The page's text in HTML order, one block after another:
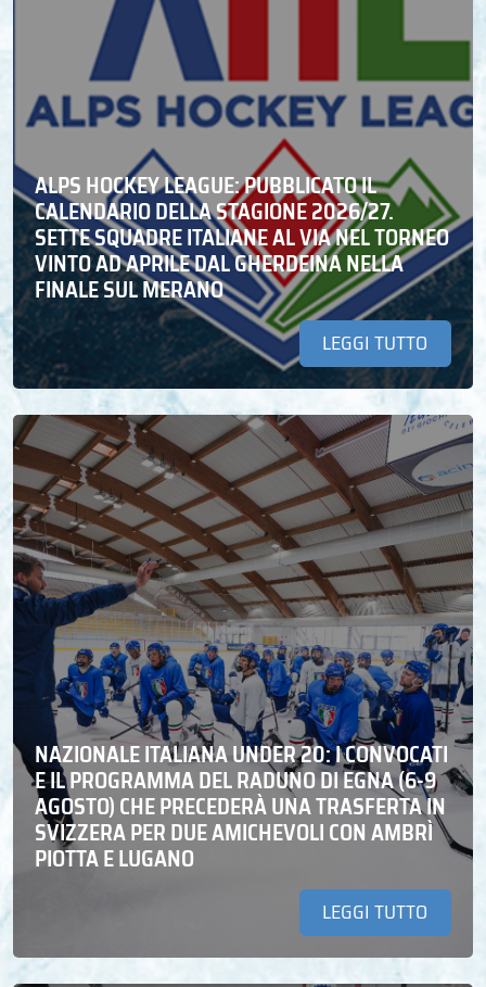
ALPS HOCKEY LEAGUE: PUBBLICATO IL
CALENDARIO DELLA STAGIONE 2026/27.
SETTE SQUADRE ITALIANE AL VIA NEL TORNEO
VINTO AD APRILE DAL GHERDEINA NELLA
FINALE SUL MERANO
LEGGI TUTTO
NAZIONALE ITALIANA UNDER 20: I CONVOCATI
E IL PROGRAMMA DEL RADUNO DI EGNA (6-9
AGOSTO) CHE PRECEDERÀ UNA TRASFERTA IN
SVIZZERA PER DUE AMICHEVOLI CON AMBRÌ
PIOTTA E LUGANO
LEGGI TUTTO